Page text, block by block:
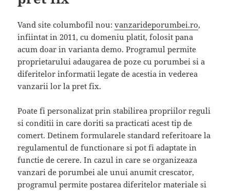
Vand site columbofil nou:vanzarideporumbei.ro,
infiintat in 2011, cu domeniu platit, folosit pana
acum doar in varianta demo. Programul permite
proprietarului adaugarea de poze cu porumbei si a
diferitelor informatii legate de acestia in vederea
vanzarii lor la pret fix.
Poate fi personalizat prin stabilirea propriilor reguli
si conditii in care doriti sa practicati acest tip de
comert. Detinem formularele standard referitoare la
regulamentul de functionare si pot fi adaptate in
functie de cerere. In cazul in care se organizeaza
vanzari de porumbei ale unui anumit crescator,
programul permite postarea diferitelor materiale si